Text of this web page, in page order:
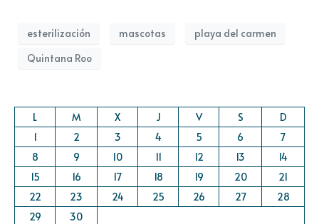
esterilización mascotas
playa del carmen
Quintana Roo
L M X J V S
D
1
2 3 4 5 6
7
8
9 10 11 12 13
14
15
16 17 18 19 20
21
22
23 24 25 26 27
28
29
30